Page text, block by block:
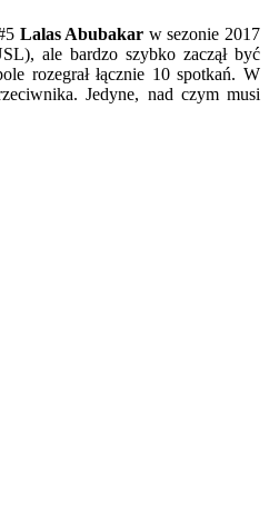
Lalas Abubakar w sezonie 2017
ale bardzo szybko zaczął być
rozegrał łącznie 10 spotkań. W
Jedyne, nad czym musi